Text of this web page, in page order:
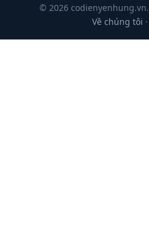
© 2026
Về chúng tôi ·